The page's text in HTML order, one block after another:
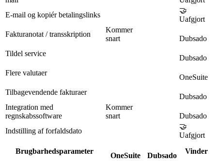
E-mail og kopiér betalingslinks
🤝
Uafgjort
Fakturanotat / transskription
Kommer
snart
Dubsado
Tildel service
Dubsado
Flere valutaer
OneSuite
Tilbagevendende fakturaer
Dubsado
Integration med
regnskabssoftware
Kommer
snart
Dubsado
Indstilling af forfaldsdato
🤝
Uafgjort
Brugbarhedsparameter
OneSuite Dubsado
Vinder